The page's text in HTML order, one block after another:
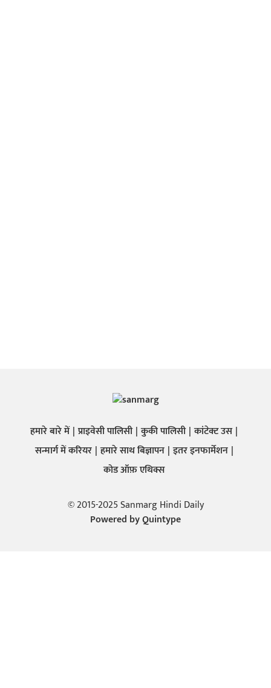
हमारे बारे में प्राइवेसी पालिसी कुकी पालिसी कांटेक्ट उस
सन्मार्ग में करियर हमारे साथ बिज्ञापन इतर इनफार्मेशन
कोड ऑफ़ एथिक्स
© 2015-2025 Sanmarg Hindi Daily
Powered byQuintype